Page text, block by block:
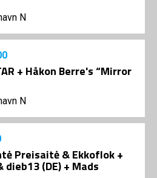
N
+ Håkon Berre's “Mirror
N
Preisaitė & Ekkoflok +
(DE) + Mads